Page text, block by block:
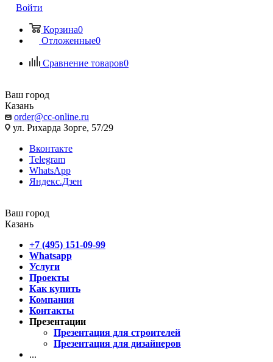
Войти
Корзина0
Отложенные0
Сравнение товаров0
Ваш город
Казань
order@cc-online.ru
ул. Рихарда Зорге, 57/29
Вконтакте
Telegram
WhatsApp
Яндекс.Дзен
Ваш город
Казань
+7 (495) 151-09-99
Whatsapp
Услуги
Проекты
Как купить
Компания
Контакты
Презентации
Презентация для строителей
Презентация для дизайнеров
...